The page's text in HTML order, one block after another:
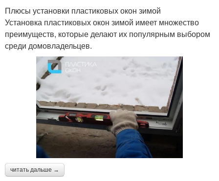
Плюсы установки пластиковых окон зимой
Установка пластиковых окон зимой имеет множество
преимуществ, которые делают их популярным выбором
среди домовладельцев.
читать дальше →